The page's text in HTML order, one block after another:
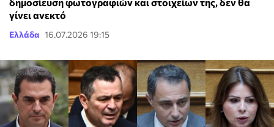
γίνει ανεκτό
Ελλάδα 16.07.2026 19:15